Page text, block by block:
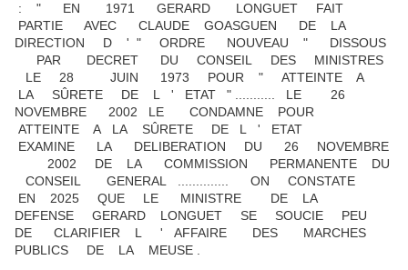
: " EN 1971 GERARD LONGUET FAIT
PARTIE AVEC CLAUDE GOASGUEN DE LA
DIRECTION D ' " ORDRE NOUVEAU " DISSOUS
PAR DECRET DU CONSEIL DES MINISTRES
LE 28 JUIN 1973 POUR " ATTEINTE A
LA SÛRETE DE L ' ETAT " ........... LE 26
NOVEMBRE 2002 LE CONDAMNE POUR
ATTEINTE A LA SÛRETE DE L ' ETAT
EXAMINE LA DELIBERATION DU 26 NOVEMBRE
2002 DE LA COMMISSION PERMANENTE DU
CONSEIL GENERAL .............. ON CONSTATE
EN 2025 QUE LE MINISTRE DE LA
DEFENSE GERARD LONGUET SE SOUCIE PEU
DE CLARIFIER L ' AFFAIRE DES MARCHES
PUBLICS DE LA MEUSE .